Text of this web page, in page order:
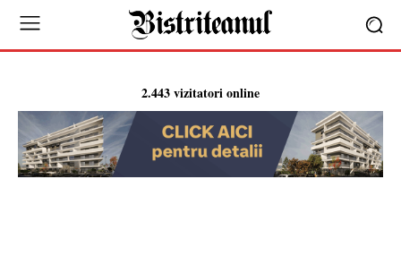
2.443 vizitatori online